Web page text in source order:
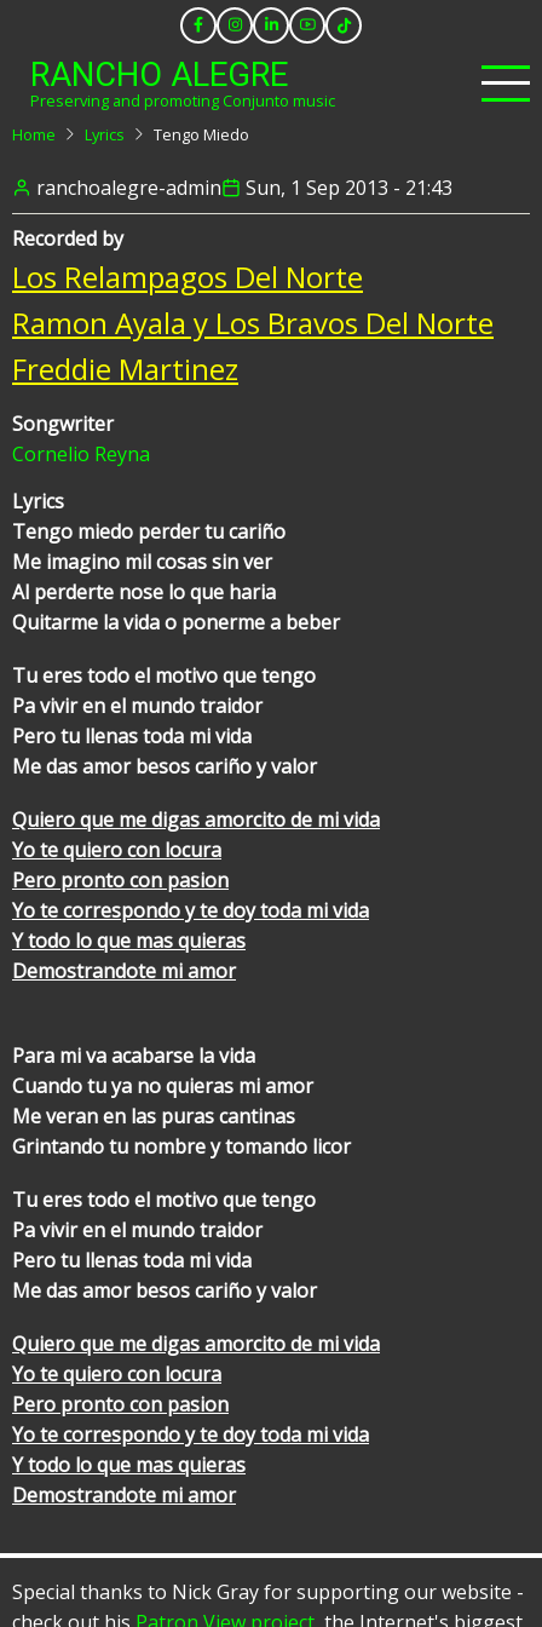
main
content
RANCHO ALEGRE
Preserving and promoting Conjunto music
Home
Lyrics Tengo Miedo
ranchoalegre-admin
Sun, 1 Sep 2013 - 21:43
Recorded by
Los Relampagos Del Norte
Ramon Ayala y Los Bravos Del Norte
Freddie Martinez
Songwriter
Cornelio Reyna
Lyrics
Tengo miedo perder tu cariño
Me imagino mil cosas sin ver
Al perderte nose lo que haria
Quitarme la vida o ponerme a beber
Tu eres todo el motivo que tengo
Pa vivir en el mundo traidor
Pero tu llenas toda mi vida
Me das amor besos cariño y valor
Quiero que me digas amorcito de mi vida
Yo te quiero con locura
Pero pronto con pasion
Yo te correspondo y te doy toda mi vida
Y todo lo que mas quieras
Demostrandote mi amor
Para mi va acabarse la vida
Cuando tu ya no quieras mi amor
Me veran en las puras cantinas
Grintando tu nombre y tomando licor
Tu eres todo el motivo que tengo
Pa vivir en el mundo traidor
Pero tu llenas toda mi vida
Me das amor besos cariño y valor
Quiero que me digas amorcito de mi vida
Yo te quiero con locura
Pero pronto con pasion
Yo te correspondo y te doy toda mi vida
Y todo lo que mas quieras
Demostrandote mi amor
Special thanks to Nick Gray for supporting our website -